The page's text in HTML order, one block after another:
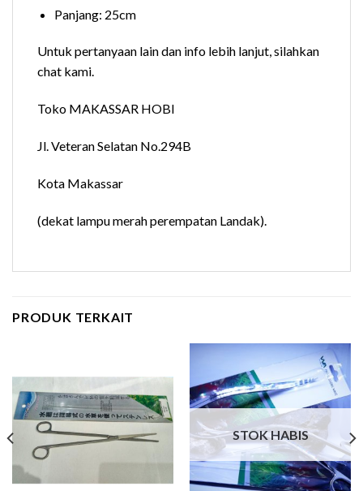
Panjang: 25cm
Untuk pertanyaan lain dan info lebih lanjut, silahkan
chat kami.
Toko MAKASSAR HOBI
Jl. Veteran Selatan No.294B
Kota Makassar
(dekat lampu merah perempatan Landak).
PRODUK TERKAIT
STOK HABIS